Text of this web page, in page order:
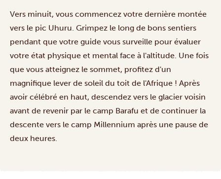
Vers minuit, vous commencez votre dernière montée
vers le pic Uhuru. Grimpez le long de bons sentiers
pendant que votre guide vous surveille pour évaluer
votre état physique et mental face à l'altitude. Une fois
que vous atteignez le sommet, profitez d'un
magnifique lever de soleil du toit de l'Afrique ! Après
avoir célébré en haut, descendez vers le glacier voisin
avant de revenir par le camp Barafu et de continuer la
descente vers le camp Millennium après une pause de
deux heures.